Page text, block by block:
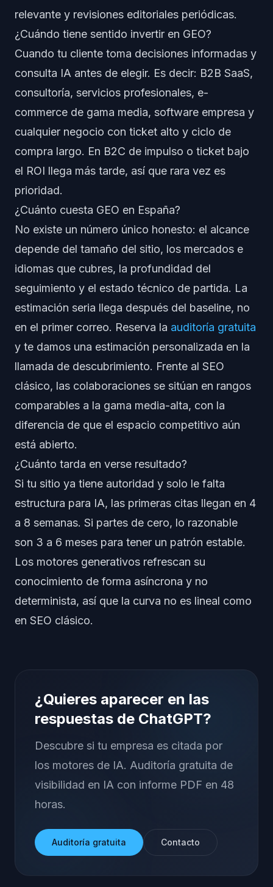
relevante y revisiones editoriales periódicas.
¿Cuándo tiene sentido invertir en GEO?
Cuando tu cliente toma decisiones informadas y
consulta IA antes de elegir. Es decir: B2B SaaS,
consultoría, servicios profesionales, e-
commerce de gama media, software empresa y
cualquier negocio con ticket alto y ciclo de
compra largo. En B2C de impulso o ticket bajo
el ROI llega más tarde, así que rara vez es
prioridad.
¿Cuánto cuesta GEO en España?
No existe un número único honesto: el alcance
depende del tamaño del sitio, los mercados e
idiomas que cubres, la profundidad del
seguimiento y el estado técnico de partida. La
estimación seria llega después del baseline, no
en el primer correo. Reserva la auditoría gratuita
y te damos una estimación personalizada en la
llamada de descubrimiento. Frente al SEO
clásico, las colaboraciones se sitúan en rangos
comparables a la gama media-alta, con la
diferencia de que el espacio competitivo aún
está abierto.
¿Cuánto tarda en verse resultado?
Si tu sitio ya tiene autoridad y solo le falta
estructura para IA, las primeras citas llegan en 4
a 8 semanas. Si partes de cero, lo razonable
son 3 a 6 meses para tener un patrón estable.
Los motores generativos refrescan su
conocimiento de forma asíncrona y no
determinista, así que la curva no es lineal como
en SEO clásico.
¿Quieres aparecer en las
respuestas de ChatGPT?
Descubre si tu empresa es citada por
los motores de IA. Auditoría gratuita de
visibilidad en IA con informe PDF en 48
horas.
Auditoría gratuita Contacto